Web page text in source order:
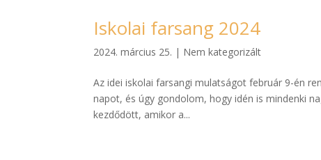
Iskolai farsang 2024
2024. március 25. | Nem kategorizált
Az idei iskolai farsangi mulatságot február 9-én
napot, és úgy gondolom, hogy idén is mindenki
kezdődött, amikor a...